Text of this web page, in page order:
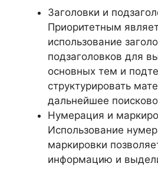
Заголовки и
Приоритетным
использование
подзаголовков для
основных тем и
структурировать
дальнейшее
Нумерация и
Использование
маркировки
информацию и